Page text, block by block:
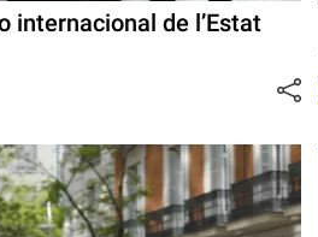
internacional de l’Estat